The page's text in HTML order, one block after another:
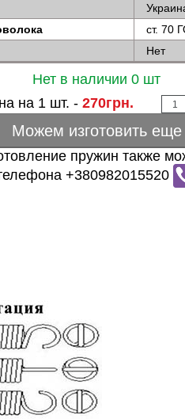
ст. 70
Нет
Нет в наличии 0 шт
на 1 шт. -270грн.
Можем изготовить еще
пружин также
+380982015520